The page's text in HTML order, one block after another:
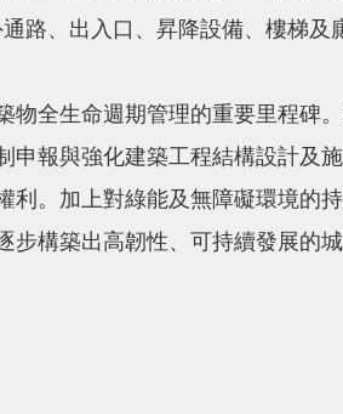
路、出入口、昇降設備、樓梯及
全生命週期管理的重要里程碑
報與強化建築工程結構設計及
。加上對綠能及無障礙環境的
構築出高韌性、可持續發展的